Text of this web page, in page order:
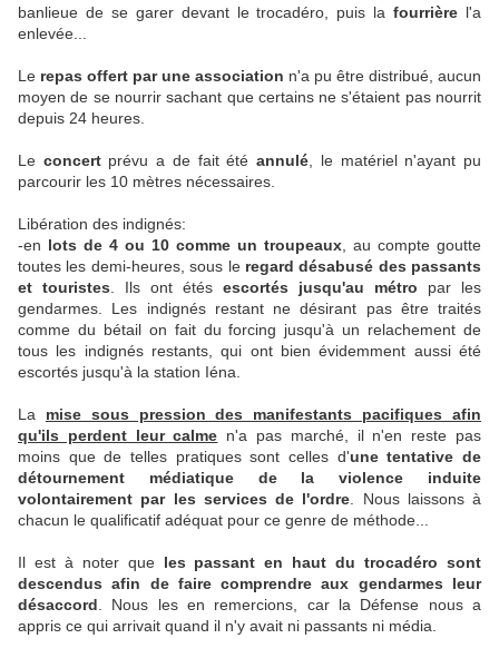
banlieue de se garer devant le trocadéro, puis lafourrière l'a
enlevée...
Le repas offert par une association n'a pu être distribué, aucun
moyen de se nourrir sachant que certains ne s'étaient pas nourrit
depuis 24 heures.
Le concertprévu a de fait étéannulé , le matériel n'ayant pu
parcourir les 10 mètres nécessaires.
Libération des indignés:
-en lots de 4 ou 10 comme un troupeaux , au compte goutte
toutes les demi-heures, sous le regard désabusé des passants
et touristes . Ils ont étés escortés jusqu'au métro par les
gendarmes. Les indignés restant ne désirant pas être traités
comme du bétail on fait du forcing jusqu'à un relachement de
tous les indignés restants, qui ont bien évidemment aussi été
escortés jusqu'à la station Iéna.
La mise sous pression des manifestants pacifiques afin
qu'ils perdent leur calme n'a pas marché, il n'en reste pas
moins que de telles pratiques sont celles d'une tentative de
détournement médiatique de la violence induite
volontairement par les services de l'ordre . Nous laissons à
chacun le qualificatif adéquat pour ce genre de méthode...
Il est à noter que les passant en haut du trocadéro sont
descendus afin de faire comprendre aux gendarmes leur
désaccord . Nous les en remercions, car la Défense nous a
appris ce qui arrivait quand il n'y avait ni passants ni média.